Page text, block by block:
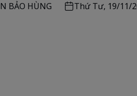
BẢO HÙNG Thứ Tư, 19/11/